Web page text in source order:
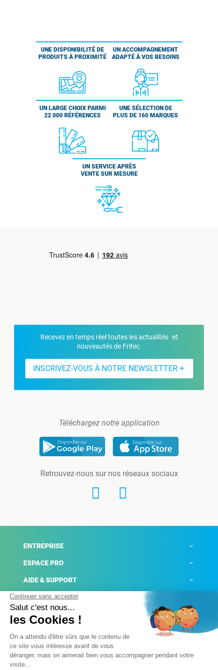
UNE DISPONIBILITÉ DE
PRODUITS À PROXIMITÉ
UN ACCOMPAGNEMENT
ADAPTÉ À VOS BESOINS
UN LARGE CHOIX PARMI
22 000 RÉFÉRENCES
UNE SÉLECTION DE
PLUS DE 160 MARQUES
UN SERVICE APRÈS
VENTE SUR MESURE
Recevez en temps réel toutes les actualités et
nouveautés de Fritec.
INSCRIVEZ-VOUS À NOTRE NEWSLETTER
Téléchargez notre application
Retrouvez-nous sur nos réseaux sociaux
ENTREPRISE
ESPACE PRO
AIDE & SUPPORT
ACTUALITÉS
Mentions légales